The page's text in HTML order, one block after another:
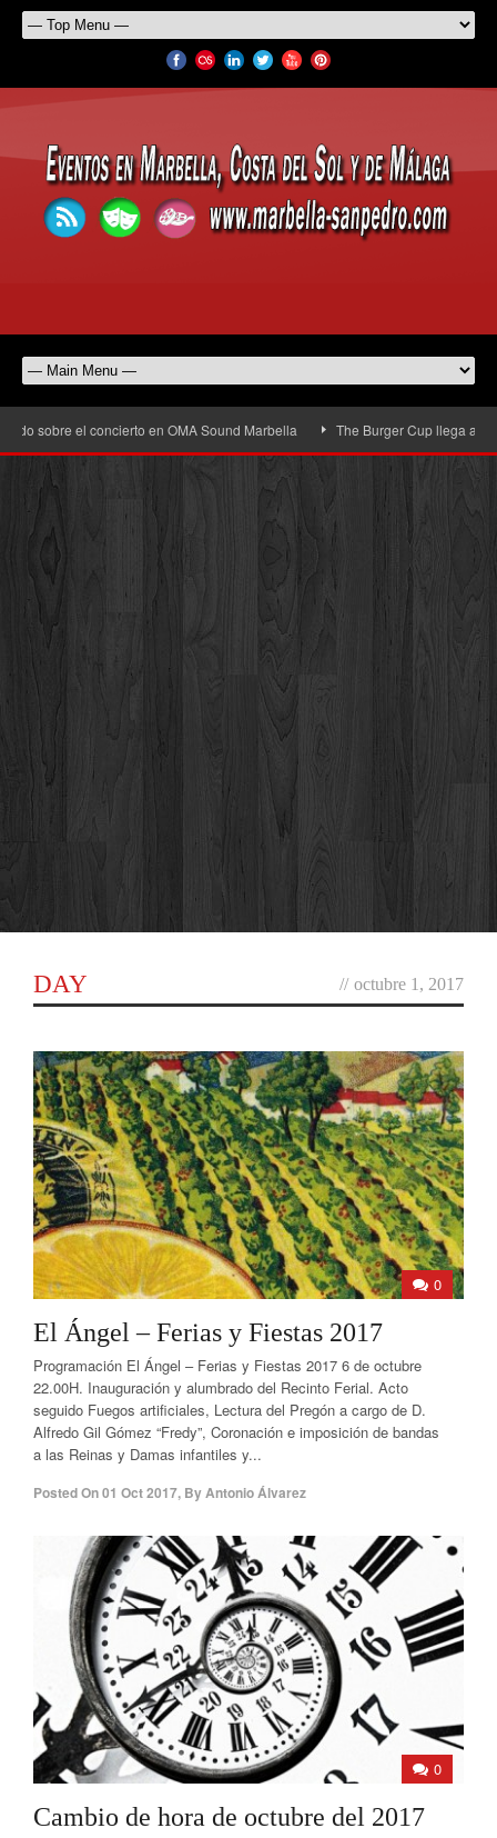
el concierto en OMA Sound Marbella The Burger Cup llega a San Pedro
DAY // octubre 1, 2017
0
El Ángel – Ferias y Fiestas 2017
Programación El Ángel – Ferias y Fiestas 2017 6 de octubre
22.00H. Inauguración y alumbrado del Recinto Ferial. Acto
seguido Fuegos artificiales, Lectura del Pregón a cargo de D.
Alfredo Gil Gómez “Fredy”, Coronación e imposición de bandas
a las Reinas y Damas infantiles y...
Posted On01 Oct 2017, ByAntonio Álvarez
0
Cambio de hora de octubre del 2017